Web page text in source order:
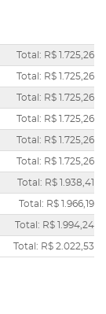
Total: R$ 1.725,26
Total: R$ 1.725,26
Total: R$ 1.725,26
Total: R$ 1.725,26
Total: R$ 1.725,26
Total: R$ 1.725,26
Total: R$ 1.938,41
Total: R$ 1.966,19
Total: R$ 1.994,24
Total: R$ 2.022,53